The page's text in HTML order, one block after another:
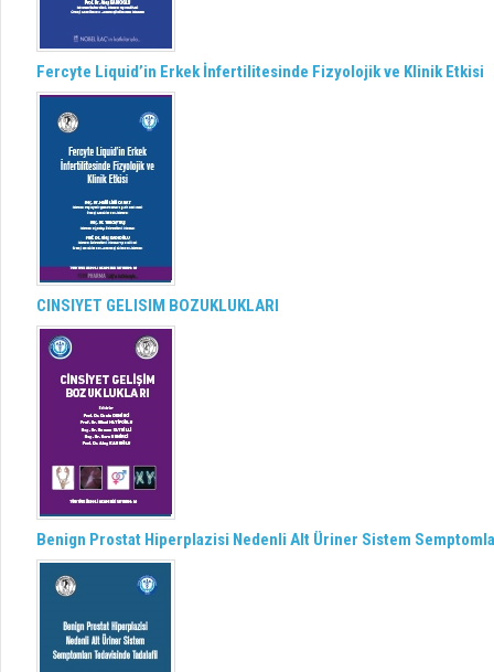
Fercyte Liquid’in Erkek İnfertilitesinde Fizyolojik ve Klinik Etkisi
CINSIYET GELISIM BOZUKLUKLARI
Benign Prostat Hiperplazisi Nedenli Alt Üriner Sistem